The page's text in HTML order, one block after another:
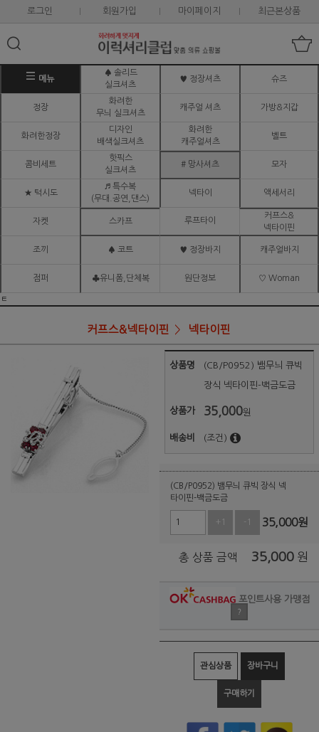
로그인 회원가입 마이페이지 최근본상품
메뉴
♠ 솔리드
실크셔츠
♥ 정장셔츠 슈즈
정장
화려한
무늬 실크셔츠
캐주얼 셔츠 가방&지갑
화려한정장
디자인
배색실크셔츠
화려한
캐주얼셔츠
벨트
콤비세트
핫픽스
실크셔츠
# 망사셔츠 모자
★ 턱시도
♬ 특수복
(무대.공연,댄스)
넥타이 액세서리
자켓 스카프 루프타이
커프스&
넥타이핀
조끼 ♠ 코트 ♥ 정장바지 캐주얼바지
점퍼 ♣유니폼,단체복 원단정보 ♡ Woman
ㅌ
커프스&넥타이핀 넥타이핀
상품명 (CB/P0952) 뱀무늬 큐빅
장식 넥타이핀-백금도금
상품가 35,000원
배송비 (조건)
(CB/P0952) 뱀무늬 큐빅 장식 넥
타이핀-백금도금
+1 -1 35,000원
총 상품 금액 35,000 원
포인트사용 가맹점
?
관심상품 장바구니
구매하기